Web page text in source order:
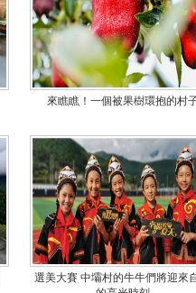
來瞧瞧！一個被果樹環抱的村
選美大賽 中壩村的牛牛們將迎來